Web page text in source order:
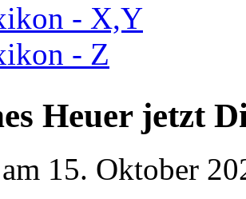
- X,Y
- Z
Heuer jetzt
15. Oktober